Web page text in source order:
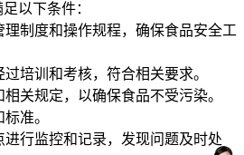
以下条件：
制度和操作规程，确保食品安全工
培训和考核，符合相关要求。
关规定，以确保食品不受污染。
准。
行监控和记录，发现问题及时处